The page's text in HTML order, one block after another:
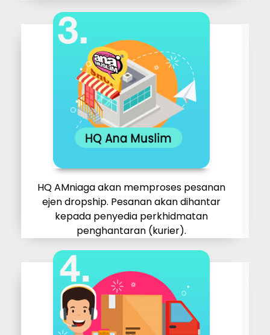
HQ AMniaga akan memproses pesanan
ejen dropship. Pesanan akan dihantar
kepada penyedia perkhidmatan
penghantaran (kurier).